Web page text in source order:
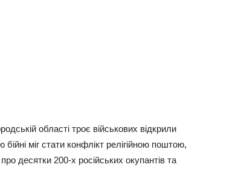
області троє військових відкрили
міг стати конфлікт релігійною поштою,
десятки 200-х російських окупантів та